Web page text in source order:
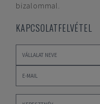
bizalommal.
KAPCSOLATFELVÉTEL